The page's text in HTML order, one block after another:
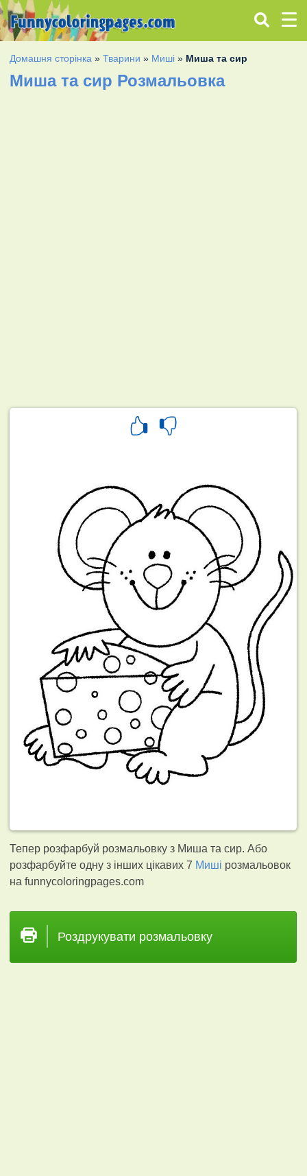
Домашня сторінка »Тварини » Миші » Миша та сир
Миша та сир Розмальовка
Тепер розфарбуй розмальовку з Миша та сир. Або
розфарбуйте одну з інших цікавих 7 Миші розмальовок
на funnycoloringpages.com
Роздрукувати розмальовку